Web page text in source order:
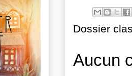
Dossier
Aucun